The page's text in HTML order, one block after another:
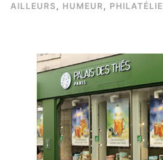
AILLEURS , HUMEUR , PHILATÉLIE